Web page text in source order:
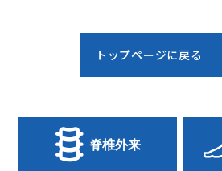
トップページに戻る
脊椎外来